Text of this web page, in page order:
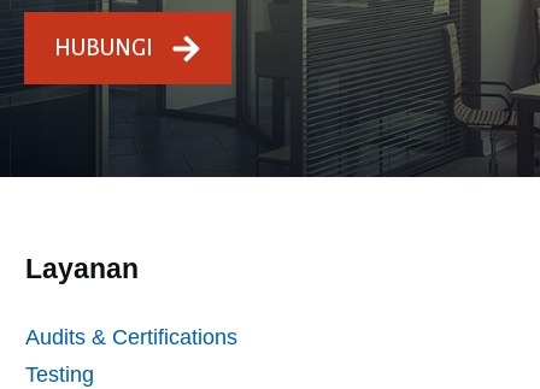
HUBUNGI
Layanan
Audits & Certifications
Testing